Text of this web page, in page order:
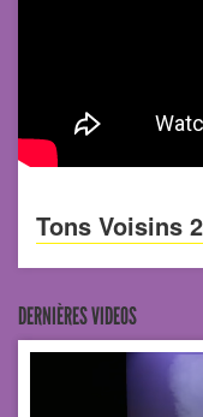
Tons Voisins
DERNIÈRES VIDEOS